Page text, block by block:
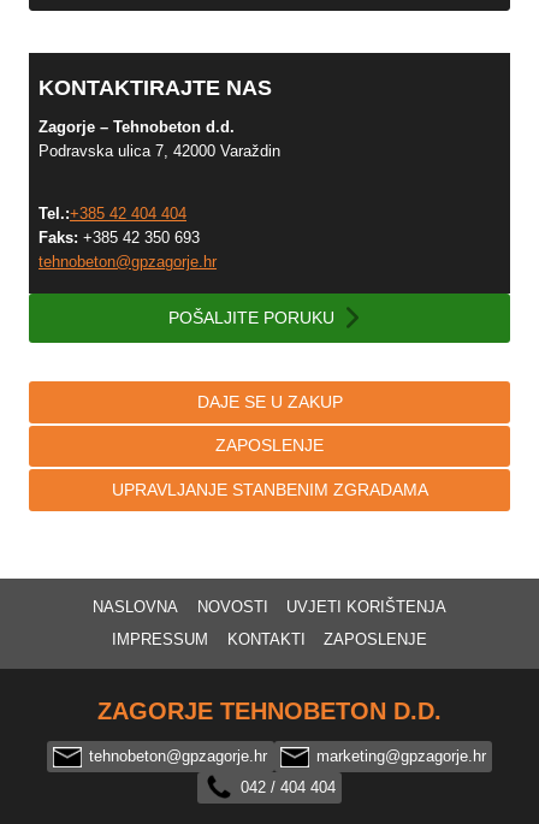
KONTAKTIRAJTE NAS
Zagorje – Tehnobeton d.d.
Podravska ulica 7, 42000 Varaždin
Tel.:+385 42 404 404
Faks: +385 42 350 693
tehnobeton@gpzagorje.hr
POŠALJITE PORUKU
DAJE SE U ZAKUP
ZAPOSLENJE
UPRAVLJANJE STANBENIM ZGRADAMA
NASLOVNA NOVOSTI
UVJETI KORIŠTENJA
IMPRESSUM
KONTAKTI ZAPOSLENJE
ZAGORJE TEHNOBETON D.D.
tehnobeton@gpzagorje.hr
marketing@gpzagorje.hr
042 / 404 404